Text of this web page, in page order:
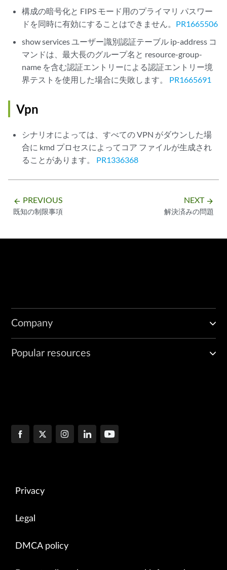
構成の暗号化と FIPS モード用のプライマリ パスワー
ドを同時に有効にすることはできません。 PR1665506
show services ユーザー識別認証テーブル ip-address コ
マンドは、最大長のグループ名と resource-group-
name を含む認証エントリーによる認証エントリー境
界テストを使用した場合に失敗します。 PR1665691
Vpn
シナリオによっては、すべての VPN がダウンした場
合に kmd プロセスによってコア ファイルが生成され
ることがあります。 PR1336368
arrow_backward PREVIOUS
既知の制限事項
NEXT arrow_forward
解決済みの問題
Company
Popular resources
Privacy
Legal
DMCA policy